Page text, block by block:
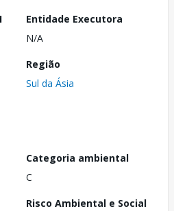
Entidade Executora
N/A
Região
Sul da Ásia
Categoria ambiental
C
Risco Ambiental e Social